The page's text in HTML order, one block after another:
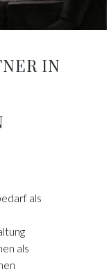
IN
als
als